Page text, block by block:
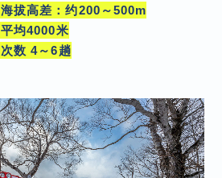
拔高差：约200～500m
均4000米
数 4～6趟